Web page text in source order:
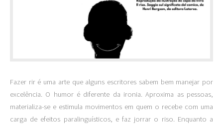
Fazer rir é uma arte que alguns escritores sabem bem manejar por
excelência. O humor é diferente da ironia. Aproxima as pessoas,
materializa-se e estimula movimentos em quem o recebe com uma
carga de efeitos paralinguísticos, e faz jorrar o riso. Enquanto a